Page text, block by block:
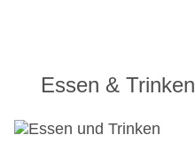
Essen & Trinken